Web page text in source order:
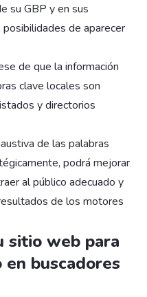
su GBP y en sus
de aparecer
de que la información
clave locales son
y directorios
de las palabras
podrá mejorar
al público adecuado y
de los motores
sitio web para
buscadores